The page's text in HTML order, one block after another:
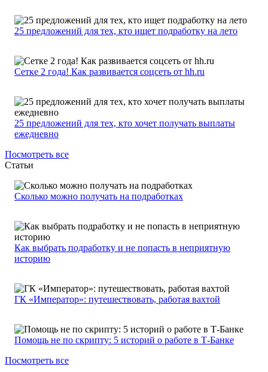
25 предложений для тех, кто ищет подработку на лето
Сетке 2 года! Как развивается соцсеть от hh.ru
25 предложений для тех, кто хочет получать выплаты
ежедневно
Посмотреть все
Статьи
Сколько можно получать на подработках
Как выбрать подработку и не попасть в неприятную
историю
ГК «Император»: путешествовать, работая вахтой
Помощь не по скрипту: 5 историй о работе в Т-Банке
Посмотреть все